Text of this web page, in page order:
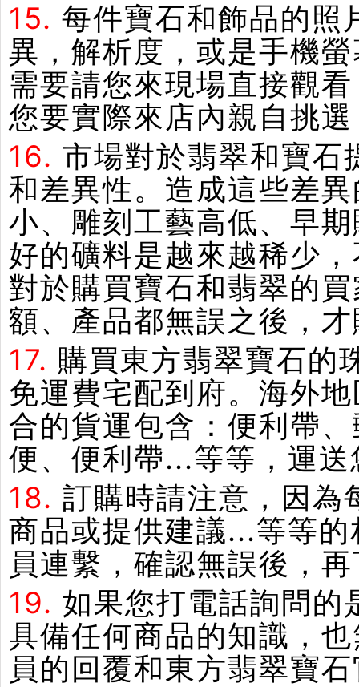
15. 每件寶石和飾品的照
異，解析度，或是手機
需要請您來現場直接觀
您要實際來店內親自挑
16. 市場對於翡翠和寶石
和差異性。造成這些差
小、雕刻工藝高低、早
好的礦料是越來越稀少
對於購買寶石和翡翠的
額、產品都無誤之後，
17. 購買東方翡翠寶石的
免運費宅配到府。海外
合的貨運包含：便利帶
便、便利帶...等等，運
18. 訂購時請注意，因為
商品或提供建議...等等
員連繫，確認無誤後，
19. 如果您打電話詢問的
具備任何商品的知識，
員的回覆和東方翡翠寶